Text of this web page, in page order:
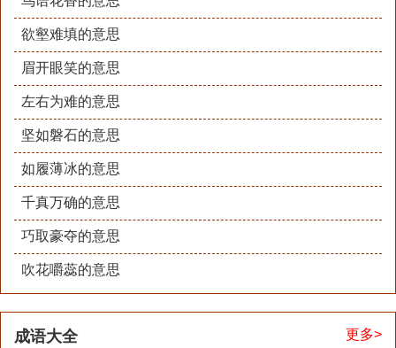
欲壑难填的意思
眉开眼笑的意思
左右为难的意思
坚如磐石的意思
如履薄冰的意思
千真万确的意思
巧取豪夺的意思
吹花嚼蕊的意思
成语大全 更多>